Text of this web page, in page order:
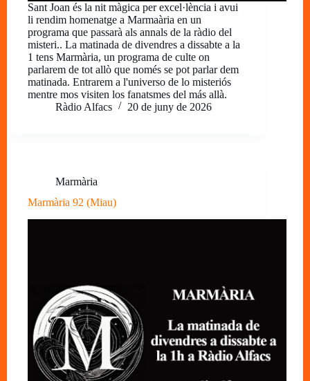
Sant Joan és la nit màgica per excel·lència i avui
li rendim homenatge a Marmaària en un
programa que passarà als annals de la ràdio del
misteri.. La matinada de divendres a dissabte a la
1 tens Marmària, un programa de culte on
parlarem de tot allò que només se pot parlar dem
matinada. Entrarem a l'universo de lo misteriós
mentre mos visiten los fanatsmes del más allà.
Ràdio Alfacs
20 de juny de 2026
Marmària
Marmària 92 (Miau)